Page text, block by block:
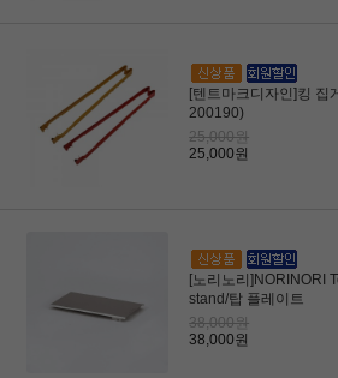
[텐트마크디자인]킹 집
200190)
25,000원
25,000원
[노리노리]NORINORI
stand/탑 플레이트
38,000원
38,000원